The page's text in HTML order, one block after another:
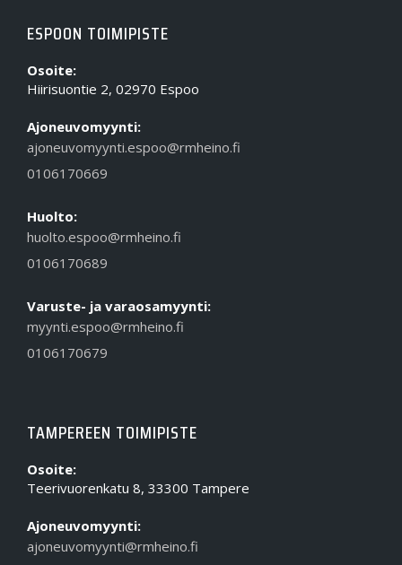
ESPOON TOIMIPISTE
Osoite:
Hiirisuontie 2, 02970 Espoo
Ajoneuvomyynti:
ajoneuvomyynti.espoo@rmheino.fi
0106170669
Huolto:
huolto.espoo@rmheino.fi
0106170689
Varuste- ja varaosamyynti:
myynti.espoo@rmheino.fi
0106170679
TAMPEREEN TOIMIPISTE
Osoite:
Teerivuorenkatu 8, 33300 Tampere
Ajoneuvomyynti:
ajoneuvomyynti@rmheino.fi